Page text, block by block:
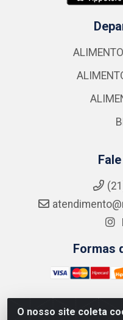
O nosso site coleta
Formas